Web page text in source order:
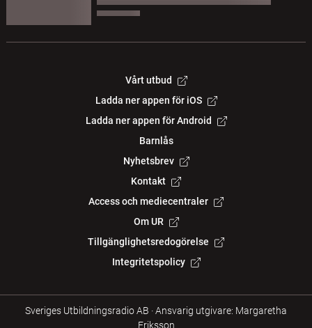
Vårt utbud
Ladda ner appen för iOS
Ladda ner appen för Android
Barnlås
Nyhetsbrev
Kontakt
Access och mediecentraler
Om UR
Tillgänglighetsredogörelse
Integritetspolicy
Sveriges Utbildningsradio AB ·Ansvarig utgivare: Margaretha
Eriksson